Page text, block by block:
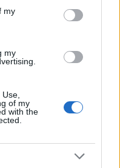
my
my
of my
with the
madri lavoratrici